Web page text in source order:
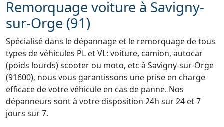
Remorquage voiture à Savigny-
sur-Orge (91)
Spécialisé dans le dépannage et le remorquage de tous
types de véhicules PL et VL: voiture, camion, autocar
(poids lourds) scooter ou moto, etc à Savigny-sur-Orge
(91600), nous vous garantissons une prise en charge
efficace de votre véhicule en cas de panne. Nos
dépanneurs sont à votre disposition 24h sur 24 et 7
jours sur 7.